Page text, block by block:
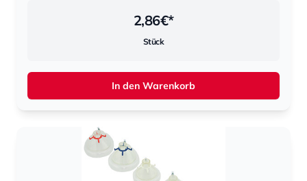
2,86€*
Stück
In den Warenkorb